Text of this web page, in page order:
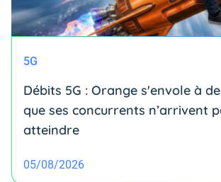
5G
Débits 5G : Orange s'envole à
que ses concurrents n’arrivent
atteindre
05/08/2026